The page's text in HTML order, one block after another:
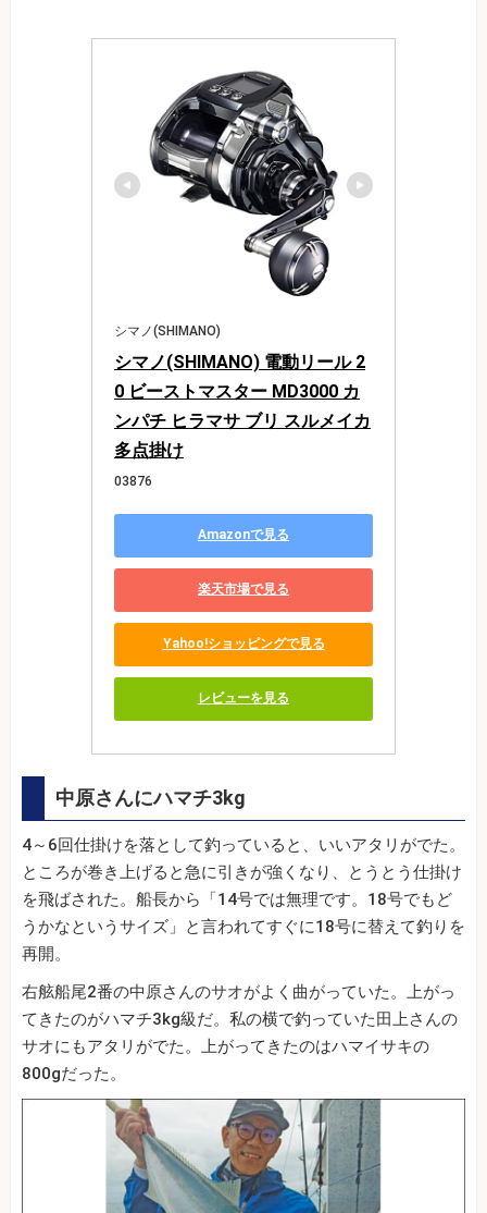
シマノ(SHIMANO)
シマノ(SHIMANO) 電動リール 2
0 ビーストマスター MD3000 カ
ンパチ ヒラマサ ブリ スルメイカ
多点掛け
03876
Amazonで見る
楽天市場で見る
Yahoo!ショッピングで見る
レビューを見る
中原さんにハマチ3kg
4～6回仕掛けを落として釣っていると、いいアタリがでた。
ところが巻き上げると急に引きが強くなり、とうとう仕掛け
を飛ばされた。船長から「14号では無理です。18号でもど
うかなというサイズ」と言われてすぐに18号に替えて釣りを
再開。
右舷船尾2番の中原さんのサオがよく曲がっていた。上がっ
てきたのがハマチ3kg級だ。私の横で釣っていた田上さんの
サオにもアタリがでた。上がってきたのはハマイサキの
800gだった。